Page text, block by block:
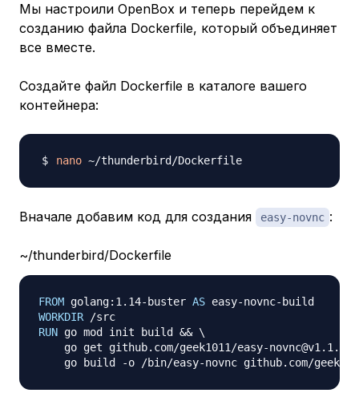
Мы настроили OpenBox и теперь перейдем к
созданию файла Dockerfile, который объединяет
все вместе.
Создайте файл Dockerfile в каталоге вашего
контейнера:
nano
Вначале добавим код для создания easy-novnc :
~/thunderbird/Dockerfile
FROM golang:1.14-buster AS easy-novnc-build
WORKDIR /src
RUN go mod init build && \
go get github.com/geek1011/easy-novnc@v1.1.0
go build -o /bin/easy-novnc github.com/